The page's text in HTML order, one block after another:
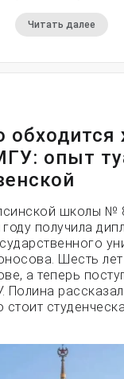
Читать далее
обходится
опыт
школы №
получила
Шесть лет
а теперь
Полина
стоит